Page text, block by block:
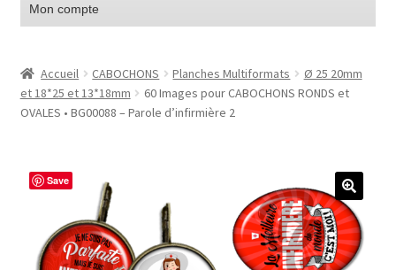
Mon compte
#1298 (pas de titre)
#5610 (pas de titre)
#5740 (pas de titre)
Accueil CABOCHONS Planches Multiformats
Ø 25 20mm
et 18*25 et 13*18mm
60 Images pour CABOCHONS RONDS et
OVALES • BG00088 – Parole d’infirmière 2
Save